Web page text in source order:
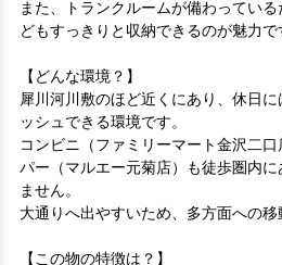
また、トランクルームが備わってい
どもすっきりと収納できるのが魅力で
【どんな環境？】
犀川河川敷のほど近くにあり、休日
ッシュできる環境です。
コンビニ（ファミリーマート金沢二
パー（マルエー元菊店）も徒歩圏内
ません。
大通りへ出やすいため、多方面への移
【この物の特徴は？】